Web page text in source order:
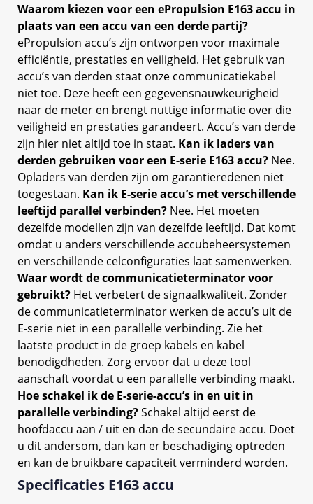
Waarom kiezen voor een ePropulsion E163 accu in
plaats van een accu van een derde partij?
ePropulsion accu’s zijn ontworpen voor maximale
efficiëntie, prestaties en veiligheid. Het gebruik van
accu’s van derden staat onze communicatiekabel
niet toe. Deze heeft een gegevensnauwkeurigheid
naar de meter en brengt nuttige informatie over die
veiligheid en prestaties garandeert. Accu’s van derde
zijn hier niet altijd toe in staat. Kan ik laders van
derden gebruiken voor een E-serie E163 accu? Nee.
Opladers van derden zijn om garantieredenen niet
toegestaan. Kan ik E-serie accu’s met verschillende
leeftijd parallel verbinden? Nee. Het moeten
dezelfde modellen zijn van dezelfde leeftijd. Dat komt
omdat u anders verschillende accubeheersystemen
en verschillende celconfiguraties laat samenwerken.
Waar wordt de communicatieterminator voor
gebruikt? Het verbetert de signaalkwaliteit. Zonder
de communicatieterminator werken de accu’s uit de
E-serie niet in een parallelle verbinding. Zie het
laatste product in de groep kabels en kabel
benodigdheden. Zorg ervoor dat u deze tool
aanschaft voordat u een parallelle verbinding maakt.
Hoe schakel ik de E-serie-accu’s in en uit in
parallelle verbinding?Schakel altijd eerst de
hoofdaccu aan / uit en dan de secundaire accu. Doet
u dit andersom, dan kan er beschadiging optreden
en kan de bruikbare capaciteit verminderd worden.
Specificaties E163 accu